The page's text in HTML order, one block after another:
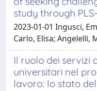
study through
2023-01-01 Ingusci,
Carlo, Elisa; Angelelli,
Il ruolo dei servizi
universitari nel
lavoro: lo stato